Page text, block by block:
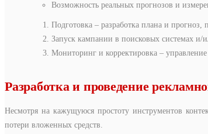
Возможность реальных прогнозов и
Подготовка – разработка плана и
Запуск кампании в поисковых системах и/
Мониторинг и корректировка –
Разработка и проведение
Несмотря на кажущуюся простоту инструментов
потери вложенных средств.